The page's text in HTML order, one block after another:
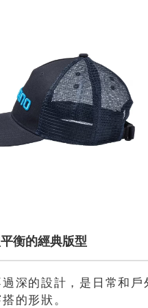
衡的經典版型
深的設計，是日常和戶
的形狀。